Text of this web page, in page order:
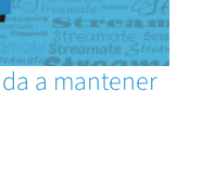
a mantener